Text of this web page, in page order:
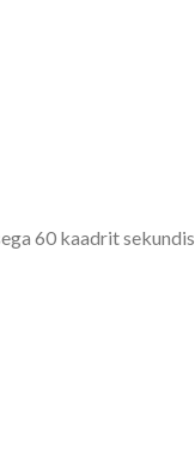
60 kaadrit sekundis